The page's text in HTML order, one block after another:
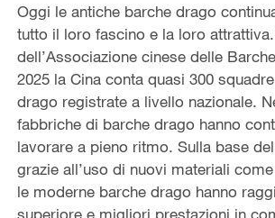
Oggi le antiche barche drago
tutto il loro fascino e la loro
dell’Associazione cinese delle
2025 la Cina conta quasi 300
drago registrate a livello nazionale.
fabbriche di barche drago hanno
lavorare a pieno ritmo. Sulla base
grazie all’uso di nuovi materiali
le moderne barche drago hanno
superiore e migliori prestazioni in